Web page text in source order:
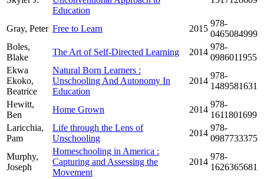
Education
Gray, Peter Free to Learn 2015
978-
0465084999
Boles,
Blake
The Art of Self-Directed Learning 2014
978-
0986011955
Ekwa
Ekoko,
Beatrice
Natural Born Learners :
Unschooling And Autonomy In
Education
2014
978-
1489581631
Hewitt,
Ben
Home Grown 2014
978-
1611801699
Laricchia,
Pam
Life through the Lens of
Unschooling
2014
978-
0987733375
Murphy,
Joseph
Homeschooling in America :
Capturing and Assessing the
Movement
2014
978-
1626365681